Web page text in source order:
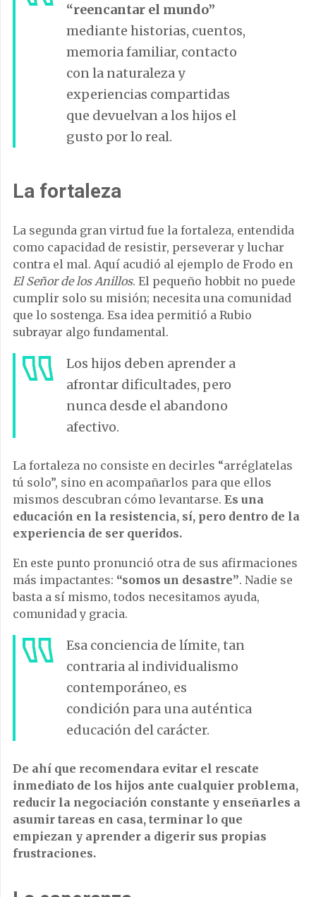
“reencantar el mundo”
mediante historias, cuentos,
memoria familiar, contacto
con la naturaleza y
experiencias compartidas
que devuelvan a los hijos el
gusto por lo real.
La fortaleza
La segunda gran virtud fue la fortaleza, entendida
como capacidad de resistir, perseverar y luchar
contra el mal. Aquí acudió al ejemplo de Frodo en
El Señor de los Anillos. El pequeño hobbit no puede
cumplir solo su misión; necesita una comunidad
que lo sostenga. Esa idea permitió a Rubio
subrayar algo fundamental.
Los hijos deben aprender a
afrontar dificultades, pero
nunca desde el abandono
afectivo.
La fortaleza no consiste en decirles “arréglatelas
tú solo”, sino en acompañarlos para que ellos
mismos descubran cómo levantarse. Es una
educación en la resistencia, sí, pero dentro de la
experiencia de ser queridos.
En este punto pronunció otra de sus afirmaciones
más impactantes: “somos un desastre”. Nadie se
basta a sí mismo, todos necesitamos ayuda,
comunidad y gracia.
Esa conciencia de límite, tan
contraria al individualismo
contemporáneo, es
condición para una auténtica
educación del carácter.
De ahí que recomendara evitar el rescate
inmediato de los hijos ante cualquier problema,
reducir la negociación constante y enseñarles a
asumir tareas en casa, terminar lo que
empiezan y aprender a digerir sus propias
frustraciones.